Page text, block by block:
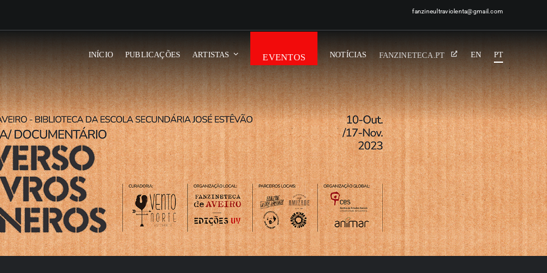
fanzineultraviolenta@gmail.com
INÍCIO PUBLICAÇÕES ARTISTAS EVENTOS NOTÍCIAS FANZINETECA.PT EN PT